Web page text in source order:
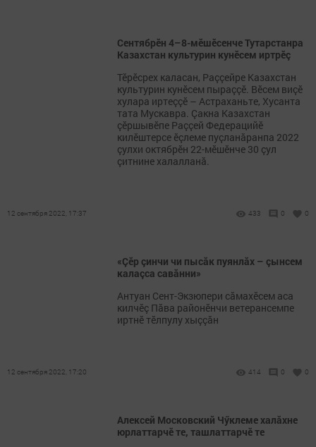
Сентябрӗн 4–8-мӗшӗсенче Тутарстанра
Казахстан культурин кунӗсем иртрӗç
Тӗрӗсрех каласан, Раççейре Казахстан
культурин кунӗсем пыраççӗ. Вӗсем виçӗ
хулара иртеççӗ – Астраханьте, Хусанта
тата Мускавра. Çакна Казахстан
çӗршывӗпе Раççей Федерацийӗ
килӗштерсе ӗçлеме пуçланăранпа 2022
çулхи октябрӗн 22-мӗшӗнче 30 çул
çитнине халалланă.
12 сентября 2022, 17:37 433 0 0
«Çӗр çинчи чи пысăк пуянлăх – çынсем
калаçса савăнни»
Антуан Сент-Экзюпери сăмахӗсем аса
килчӗç Пăва районӗнчи ветерансемпе
иртнӗ тӗлпулу хыççăн
12 сентября 2022, 17:20 414 0 0
Алексей Московский Чӳклеме халăхне
юрлаттарчӗ те, ташлаттарчӗ те